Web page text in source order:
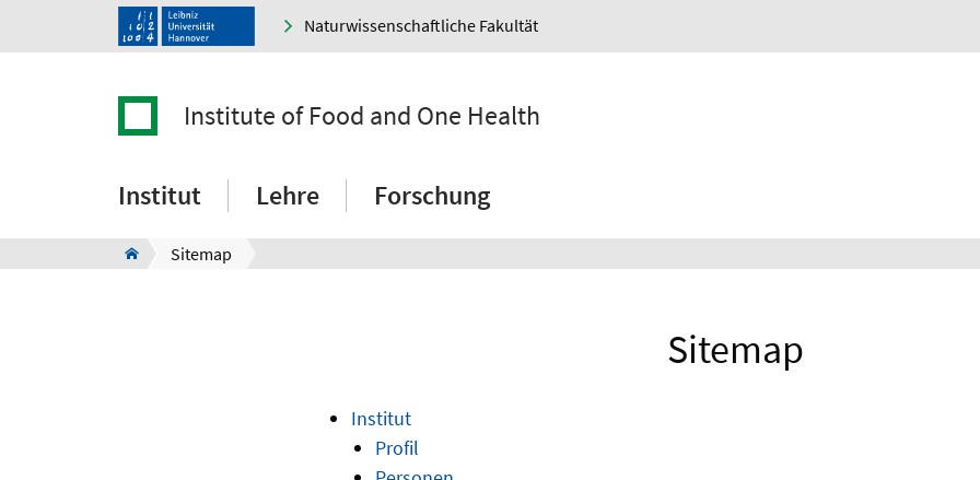
Naturwissenschaftliche Fakultät
Institute of Food and One Health
Institut Lehre Forschung
Sitemap
Sitemap
Institut
Profil